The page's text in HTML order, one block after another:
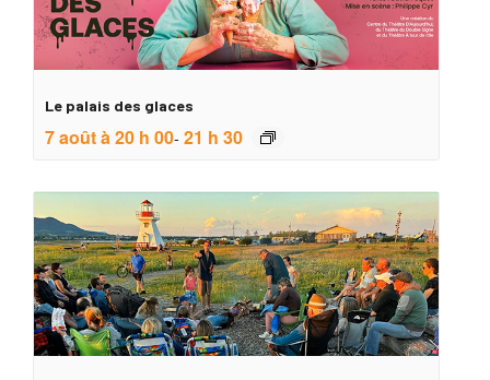
Le palais des glaces
7 août à 20 h 00- 21 h 30